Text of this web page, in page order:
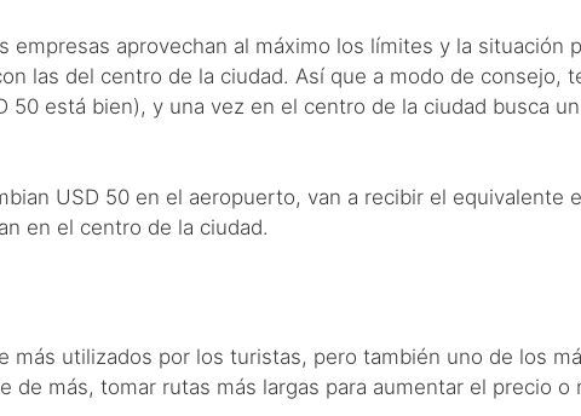
empresas aprovechan al máximo los límites y la situación
las del centro de la ciudad. Así que a modo de consejo,
50 está bien), y una vez en el centro de la ciudad busca
USD 50 en el aeropuerto, van a recibir el equivalente
en el centro de la ciudad.
más utilizados por los turistas, pero también uno de los
de más, tomar rutas más largas para aumentar el precio o